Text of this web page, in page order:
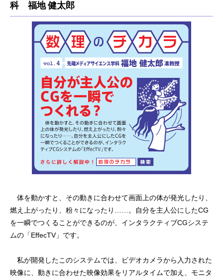
科 福地 健太郎
体を動かすと、その動きに合わせて画面上の体が発光したり、
燃え上がったり、粉々になったり……。自分を主人公にしたCG
を一瞬でつくることができるのが、インタラクティブCGシステ
ムの「EffecTV」です。
私が開発したこのシステムでは、ビデオカメラから入力された
映像に、動きに合わせた映像効果をリアルタイムで加え、モニタ